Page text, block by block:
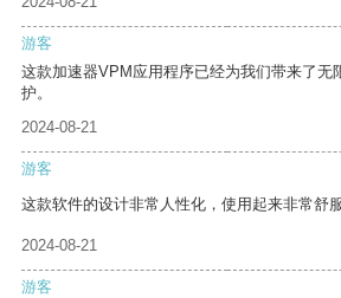
游客
这款加速器VPM应用程序已经为我们带来了无
护。
2024-08-21
游客
这款软件的设计非常人性化，使用起来非常舒服
2024-08-21
游客